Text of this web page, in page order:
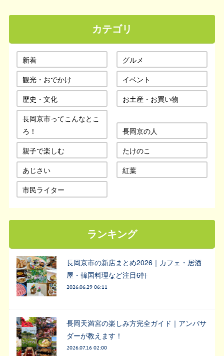
カテゴリ
新着
グルメ
観光・おでかけ
イベント
歴史・文化
お土産・お買い物
長岡京市ってこんなとこ
ろ！
長岡京の人
親子で楽しむ
たけのこ
あじさい
紅葉
市民ライター
ランキング
長岡京市の新店まとめ2026｜カフェ・居酒
屋・韓国料理など注目6軒
2026.06.29 06:11
長岡天満宮の楽しみ方完全ガイド｜アンバサ
ダーが教えます！
2026.07.16 02:00